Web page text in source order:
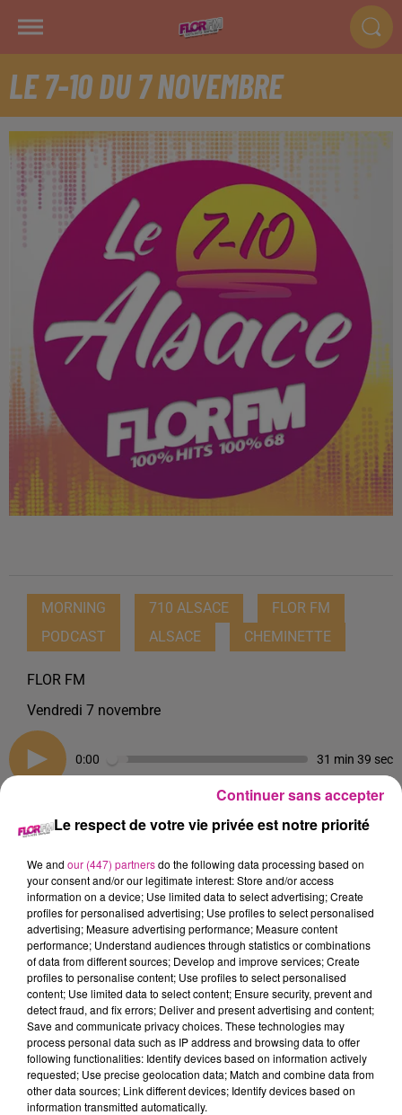
LE 7-10 DU 7 NOVEMBRE
MORNING 710 ALSACE
FLOR FM
PODCAST
ALSACE CHEMINETTE
FLOR FM
Vendredi 7 novembre
0:00 31 min 39 sec
7 novembre 2025 - 31 min 39 sec
LE 7-10 DU 7 NOVEMBRE
Retrouvez les meilleurs moments du 7-10 Alsace avec
Cheminette à Niderergheim, la toirture de votre maison de A
à Z.
Le respect de votre vie privée est notre priorité
We and our (447) partnersdo the following data processing based on
your consent and/or our legitimate interest: Store and/or access
information on a device; Use limited data to select advertising; Create
profiles for personalised advertising; Use profiles to select personalised
advertising; Measure advertising performance; Measure content
performance; Understand audiences through statistics or combinations
of data from different sources; Develop and improve services; Create
profiles to personalise content; Use profiles to select personalised
content; Use limited data to select content; Ensure security, prevent and
detect fraud, and fix errors; Deliver and present advertising and content;
Save and communicate privacy choices. These technologies may
process personal data such as IP address and browsing data to offer
following functionalities: Identify devices based on information actively
requested; Use precise geolocation data; Match and combine data from
other data sources; Link different devices; Identify devices based on
information transmitted automatically.
Continuer sans accepter